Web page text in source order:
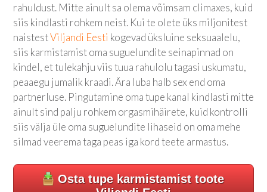
rahuldust. Mitte ainult sa olema võimsam climaxes, kuid
siis kindlasti rohkem neist. Kui te olete üks miljonitest
naistestViljandi Eesti kogevad üksluine seksuaalelu,
siis karmistamist oma suguelundite seinapinnad on
kindel, et tulekahju viis tuua rahulolu tagasi uskumatu,
peaaegu jumalik kraadi. Ära luba halb sex end oma
partnerluse. Pingutamine oma tupe kanal kindlasti mitte
ainult sind palju rohkem orgasmihäirete, kuid kontrolli
siis välja üle oma suguelundite lihaseid on oma mehe
silmad veerema taga peas iga kord teete armastus.
Osta tupe karmistamist toote